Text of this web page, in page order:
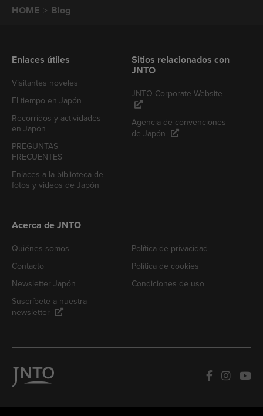
HOME Blog
Enlaces útiles
Visitantes noveles
El tiempo en Japón
Recorridos y actividades
en Japón
PREGUNTAS
FRECUENTES
Enlaces a la biblioteca de
fotos y videos de Japón
Sitios relacionados con
JNTO
JNTO Corporate Website
Agencia de convenciones
de Japón
Acerca de JNTO
Quiénes somos
Contacto
Newsletter Japón
Suscríbete a nuestra
newsletter
Política de privacidad
Política de cookies
Condiciones de uso